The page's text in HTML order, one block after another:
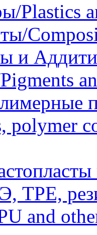
Plastics
и
polymer
TPE,
and